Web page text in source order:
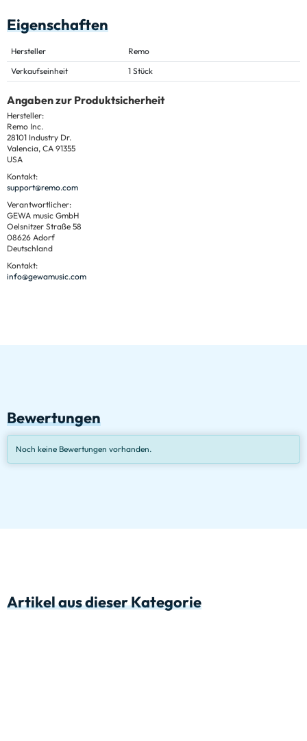
Eigenschaften
Hersteller
Remo
Verkaufseinheit
1 Stück
Angaben zur Produktsicherheit
Hersteller:
Remo Inc.
28101 Industry Dr.
Valencia, CA 91355
USA
Kontakt:
support@remo.com
Verantwortlicher:
GEWA music GmbH
Oelsnitzer Straße 58
08626 Adorf
Deutschland
Kontakt:
info@gewamusic.com
Bewertungen
Noch keine Bewertungen vorhanden.
Artikel aus dieser Kategorie